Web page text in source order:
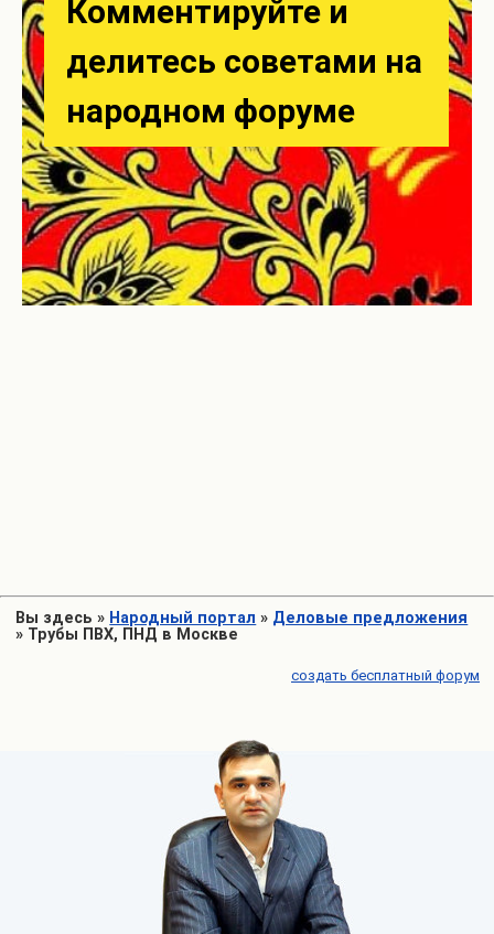
Вы здесь » Народный портал » Деловые предложения
» Трубы ПВХ, ПНД в Москве
создать бесплатный форум